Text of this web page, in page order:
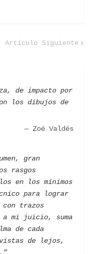
Artículo Siguiente
de impacto por
los dibujos de
— Zoé Valdés
gran
rasgos
en los mínimos
para lograr
trazos
mi juicio, suma
de cada
de lejos,